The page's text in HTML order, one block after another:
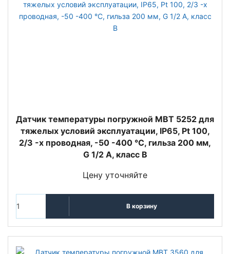
Датчик температуры погружной MBT 5252 для
тяжелых условий эксплуатации, IP65, Pt 100,
2/3 -х проводная, -50 -400 °C, гильза 200 мм,
G 1/2 А, класс В
Цену уточняйте
В корзину